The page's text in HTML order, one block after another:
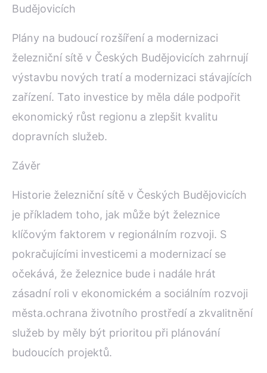
Budějovicích
Plány na budoucí rozšíření a modernizaci
železniční sítě v Českých Budějovicích zahrnují
výstavbu nových tratí a modernizaci stávajících
zařízení. Tato investice by měla dále podpořit
ekonomický růst regionu a zlepšit kvalitu
dopravních služeb.
Závěr
Historie železniční sítě v Českých Budějovicích
je příkladem toho, jak může být železnice
klíčovým faktorem v regionálním rozvoji. S
pokračujícími investicemi a modernizací se
očekává, že železnice bude i nadále hrát
zásadní roli v ekonomickém a sociálním rozvoji
města.ochrana životního prostředí a zkvalitnění
služeb by měly být prioritou při plánování
budoucích projektů.